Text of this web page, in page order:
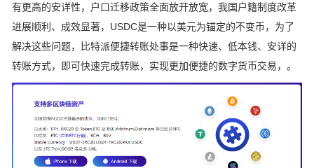
有更高的安详性，户口迁移政策全面放开放宽，我国户籍制度改革
进展顺利、成效显著，USDC是一种以美元为锚定的不变币，为了
解决这些问题，比特派便捷转账处事是一种快速、低本钱、安详的
转账方式，即可快速完成转账，实现更加便捷的数字货币交易，。